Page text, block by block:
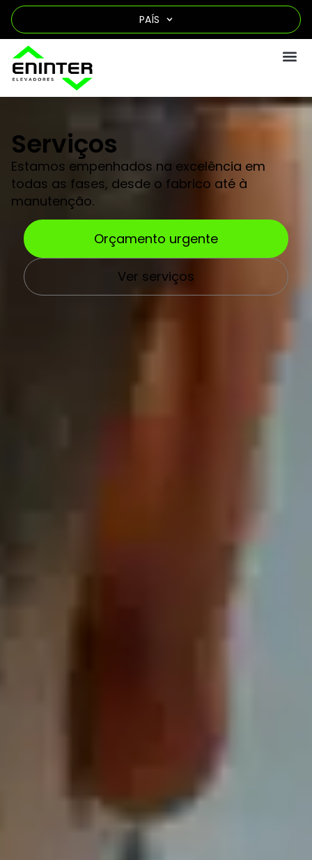
PAÍS
Serviços
Estamos empenhados na excelência em
todas as fases, desde o fabrico até à
manutenção.
Orçamento urgente
Ver serviços